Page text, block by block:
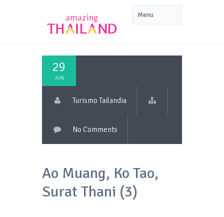
29
JUN
Turismo Tailandia
No Comments
Ao Muang, Ko Tao,
Surat Thani (3)